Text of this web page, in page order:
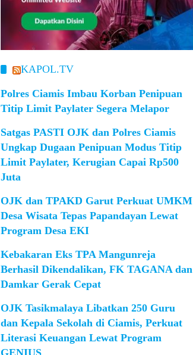
KAPOL.TV
Polres Ciamis Imbau Korban Penipuan
Titip Limit Paylater Segera Melapor
Satgas PASTI OJK dan Polres Ciamis
Ungkap Dugaan Penipuan Modus Titip
Limit Paylater, Kerugian Capai Rp500
Juta
OJK dan TPAKD Garut Perkuat UMKM
Desa Wisata Tepas Papandayan Lewat
Program Desa EKI
Kebakaran Eks TPA Mangunreja
Berhasil Dikendalikan, FK TAGANA dan
Damkar Gerak Cepat
OJK Tasikmalaya Libatkan 250 Guru
dan Kepala Sekolah di Ciamis, Perkuat
Literasi Keuangan Lewat Program
GENIUS